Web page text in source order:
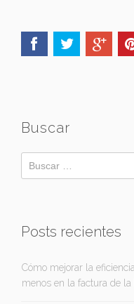
Buscar
Posts recientes
Cómo mejorar la
menos en la factura de la